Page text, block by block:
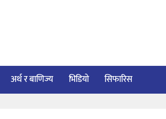
अर्थ र बाणिज्य भिडियो सिफारिस